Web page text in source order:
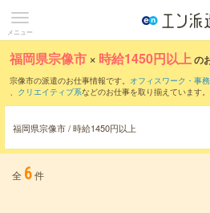
メニュー
福岡県宗像市 × 時給1450円以上の
宗像市の派遣のお仕事情報です。 オフィスワーク・事
、 クリエイティブ系などのお仕事を取り揃えています。
福岡県宗像市 / 時給1450円以上
全 6件